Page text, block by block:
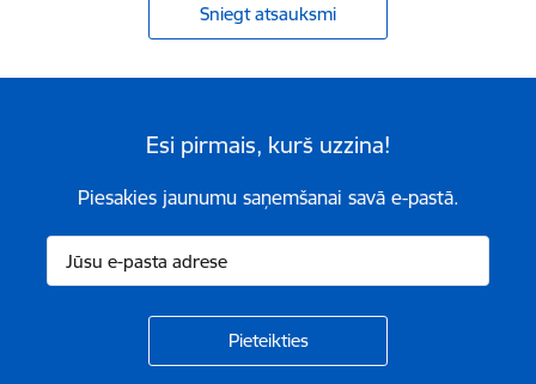
Sniegt atsauksmi
Esi pirmais, kurš uzzina!
Piesakies jaunumu saņemšanai savā e-pastā.